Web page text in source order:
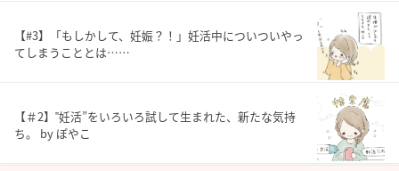
【#3】「もしかして、妊娠？！」妊活中についついやっ
てしまうこととは……
【＃2】‟妊活”をいろいろ試して生まれた、新たな気持
ち。 by ぽやこ